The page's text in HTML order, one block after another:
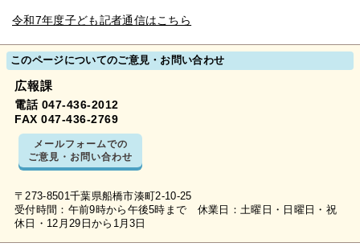
令和7年度子ども記者通信はこちら
このページについてのご意見・お問い合わせ
広報課
電話 047-436-2012
FAX 047-436-2769
メールフォームでの
ご意見・お問い合わせ
〒273-8501千葉県船橋市湊町2-10-25
受付時間：午前9時から午後5時まで 休業日：土曜日・日曜日・祝
休日・12月29日から1月3日